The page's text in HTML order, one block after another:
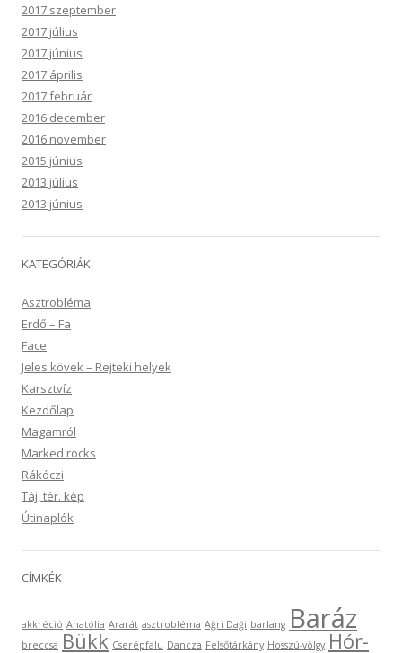
2017 szeptember
2017 július
2017 június
2017 április
2017 február
2016 december
2016 november
2015 június
2013 július
2013 június
KATEGÓRIÁK
Asztrobléma
Erdő – Fa
Face
Jeles kövek – Rejteki helyek
Karsztvíz
Kezdőlap
Magamról
Marked rocks
Rákóczi
Táj, tér. kép
Útinaplók
CÍMKÉK
akkréció Anatólia Ararát asztrobléma Ağri Daği barlang Baráz
breccsa Bükk Cserépfalu Dancza Felsőtárkány Hosszú-völgy Hór-